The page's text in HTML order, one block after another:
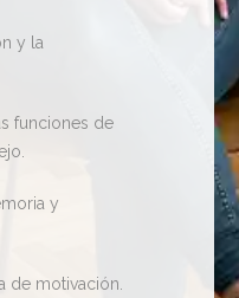
y la
funciones de
y
de motivación.